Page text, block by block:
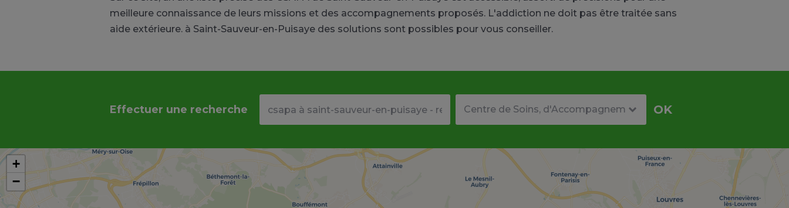
meilleure connaissance de leurs missions et des accompagnements proposés. L'addiction ne doit pas être traitée sans
aide extérieure. à Saint-Sauveur-en-Puisaye des solutions sont possibles pour vous conseiller.
Effectuer une recherche OK
+
−